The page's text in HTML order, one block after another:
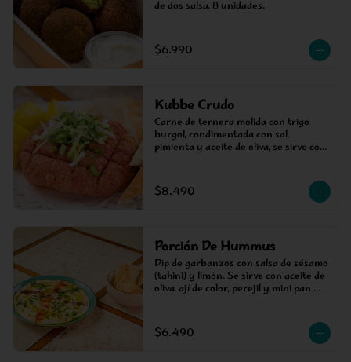
de dos salsa. 8 unidades.
$6.990
Kubbe Crudo
Carne de ternera molida con trigo
burgol, condimentada con sal,
pimienta y aceite de oliva, se sirve con
$8.490
Porción De Hummus
Dip de garbanzos con salsa de sésamo
(tahini) y limón. Se sirve con aceite de
oliva, ají de color, perejil y mini pan
$6.490